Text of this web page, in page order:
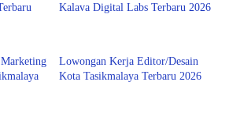
Kalava Digital Labs Terbaru 2026
Lowongan Kerja Editor/Desain
Kota Tasikmalaya Terbaru 2026